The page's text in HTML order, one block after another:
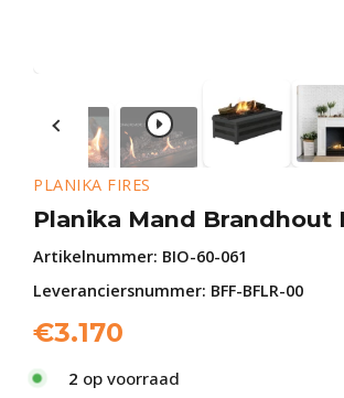
PLANIKA FIRES
Planika Mand Brandhout
Artikelnummer: BIO-60-061
Leveranciersnummer: BFF-BFLR-00
€3.170
2 op voorraad